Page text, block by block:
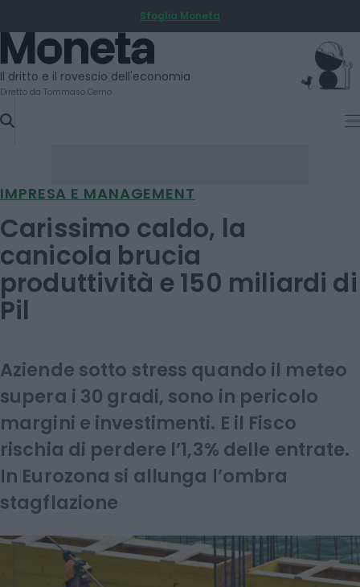
TO
CONTENT
Sfoglia Moneta
Moneta
Il dritto e il rovescio dell'economia
Diretto da Tommaso Cerno
IMPRESA E MANAGEMENT
Carissimo caldo, la
canicola brucia
produttività e 150 miliardi di
Pil
Aziende sotto stress quando il meteo
supera i 30 gradi, sono in pericolo
margini e investimenti. E il Fisco
rischia di perdere l’1,3% delle entrate.
In Eurozona si allunga l’ombra
stagflazione